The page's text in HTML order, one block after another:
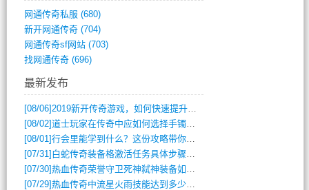
网通传奇私服 (680)
新开网通传奇(704)
网通传奇sf网站(703)
找网通传奇(696)
最新发布
[08/06]2019新开传奇游戏，如何快速提升角色等级？
[08/02]道士玩家在传奇中应如何选择手镯装备？
[08/01]行会里能学到什么？这份攻略带你全掌握
[07/31] 白蛇传奇装备格激活任务具体步骤是什么？如何完成？
[07/30]热血传奇荣誉守卫死神弑神装备如何获取与佩戴攻略？
[07/29]热血传奇中流星火雨技能达到多少级可以开始练装备？